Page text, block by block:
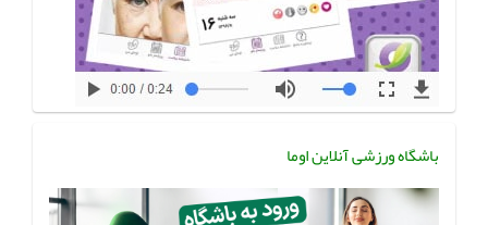
باشگاه ورزشی آنلاین اوما